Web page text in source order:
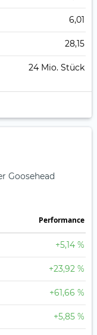
6,01
28,15
24 Mio. Stück
Goosehead
Perfor­mance
+5,14 %
+23,92 %
+61,66 %
+5,85 %